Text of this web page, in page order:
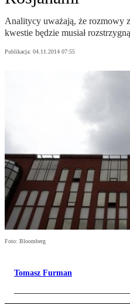
Analitycy uważają, że rozmowy
kwestie będzie musiał
Publikacja: 04.11.2014 07:55
Foto: Bloomberg
Tomasz Furman